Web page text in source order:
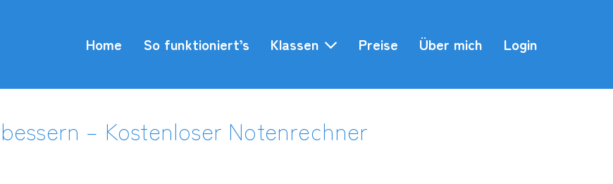
Home So funktioniert’s Klassen Preise Über mich Login
– Kostenloser Notenrechner